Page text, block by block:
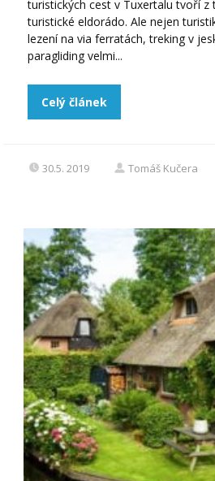
turistických cest v Tuxertalu tvoří
turistické eldorádo. Ale nejen
lezení na via ferratách, treking v
paragliding velmi...
Celý článek
30.5. 2019 Tomáš Kučera